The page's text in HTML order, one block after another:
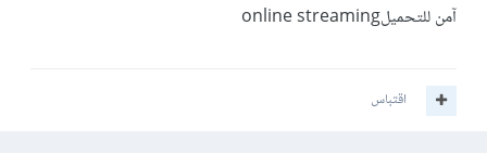
آمن للتحميلonline streaming
اقتباس